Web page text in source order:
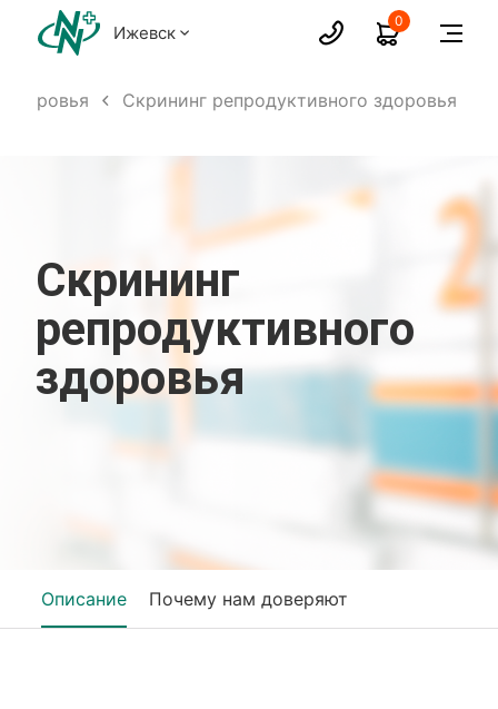
Ижевск
0
Скрининг репродуктивного здоровья
Скрининг
репродуктивного
здоровья
Описание Почему нам доверяют